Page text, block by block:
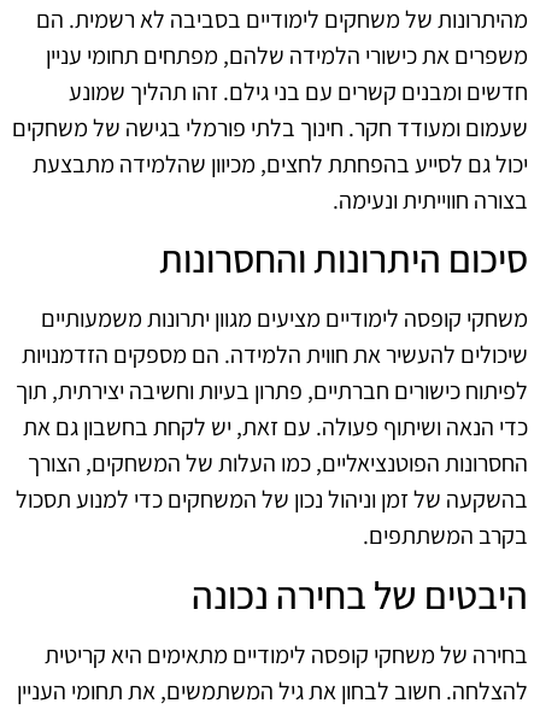
מהיתרונות של משחקים לימודיים בסביבה לא רשמית. הם
משפרים את כישורי הלמידה שלהם, מפתחים תחומי עניין
חדשים ומבנים קשרים עם בני גילם. זהו תהליך שמונע
שעמום ומעודד חקר. חינוך בלתי פורמלי בגישה של משחקים
יכול גם לסייע בהפחתת לחצים, מכיוון שהלמידה מתבצעת
בצורה חווייתית ונעימה.
סיכום היתרונות והחסרונות
משחקי קופסה לימודיים מציעים מגוון יתרונות משמעותיים
שיכולים להעשיר את חווית הלמידה. הם מספקים הזדמנויות
לפיתוח כישורים חברתיים, פתרון בעיות וחשיבה יצירתית, תוך
כדי הנאה ושיתוף פעולה. עם זאת, יש לקחת בחשבון גם את
החסרונות הפוטנציאליים, כמו העלות של המשחקים, הצורך
בהשקעה של זמן וניהול נכון של המשחקים כדי למנוע תסכול
בקרב המשתתפים.
היבטים של בחירה נכונה
בחירה של משחקי קופסה לימודיים מתאימים היא קריטית
להצלחה. חשוב לבחון את גיל המשתמשים, את תחומי העניין